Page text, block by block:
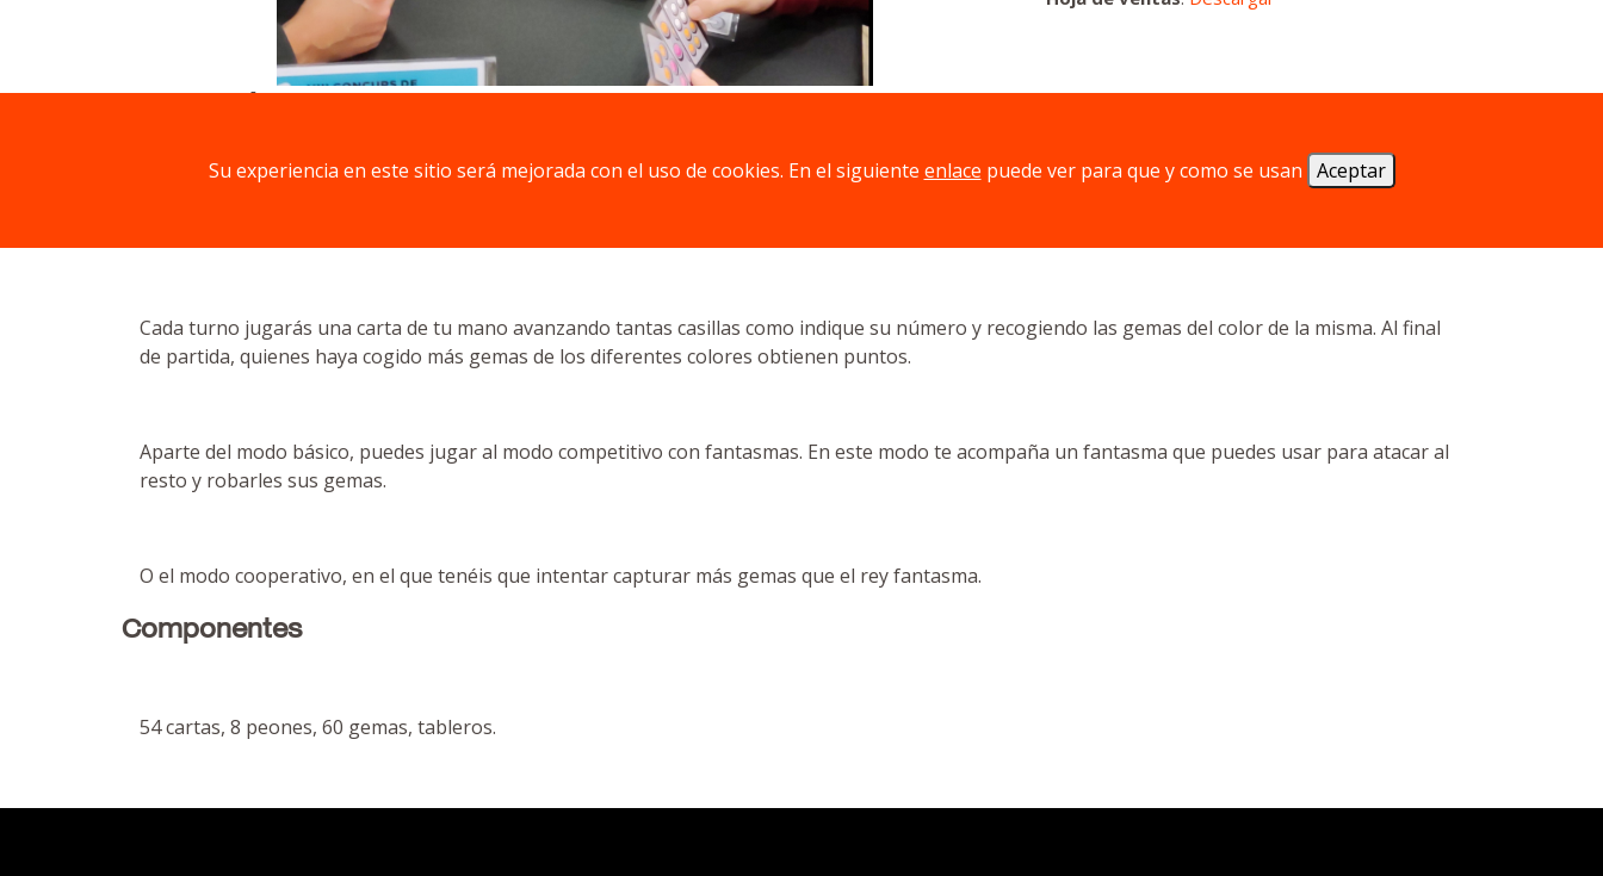
Descripción
Cada turno jugarás una carta de tu mano avanzando tantas casillas como indique su número y recogiendo las gemas del color de la misma. Al final
de partida, quienes haya cogido más gemas de los diferentes colores obtienen puntos.
Aparte del modo básico, puedes jugar al modo competitivo con fantasmas. En este modo te acompaña un fantasma que puedes usar para atacar al
resto y robarles sus gemas.
O el modo cooperativo, en el que tenéis que intentar capturar más gemas que el rey fantasma.
Componentes
54 cartas, 8 peones, 60 gemas, tableros.
Su experiencia en este sitio será mejorada con el uso de cookies. En el siguiente enlace puede ver para que y como se usan Aceptar